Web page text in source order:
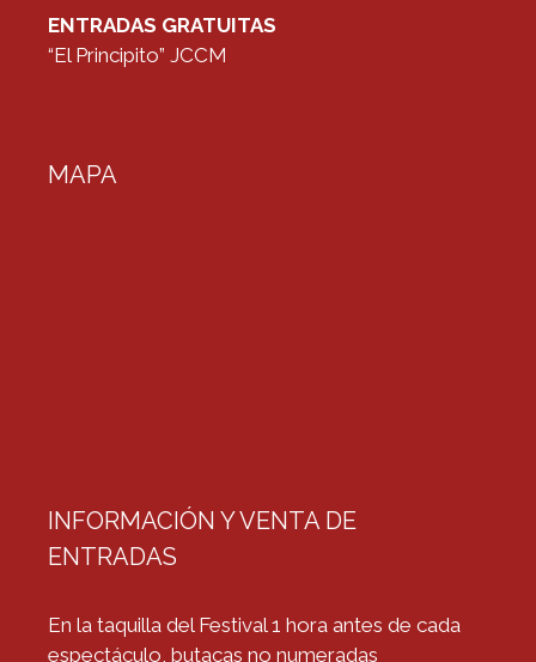
ENTRADAS GRATUITAS
“El Principito” JCCM
MAPA
INFORMACIÓN Y VENTA DE
ENTRADAS
En la taquilla del Festival 1 hora antes de cada
espectáculo, butacas no numeradas